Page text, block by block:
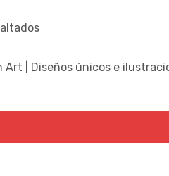
Art | Diseños únicos e